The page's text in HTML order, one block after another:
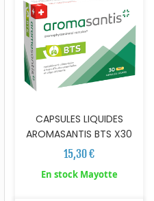
CAPSULES LIQUIDES
AROMASANTIS BTS X30
15,30 €
En stock Mayotte